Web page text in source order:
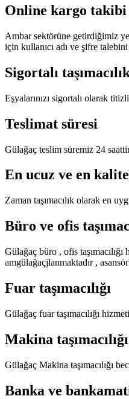
Online kargo takibi
Ambar sektörüne getirdiğimiz
için kullanıcı adı ve şifre
Sigortalı
Eşyalarınızı sigortalı olarak
Teslimat süresi
Gülağaç teslim süremiz 24
En ucuz ve en
Zaman taşımacılık olarak en
Büro ve ofis
Gülağaç büro , ofis
amgülağaçjlanmaktadır ,
Fuar taşımacılığı
Gülağaç fuar taşımacılığı
Makina taşımacılığı
Gülağaç Makina taşımacılığı
Banka ve